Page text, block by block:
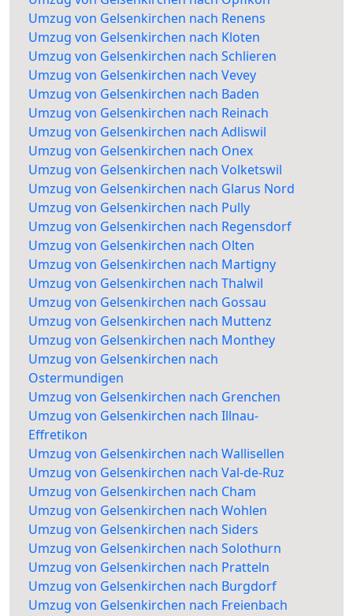
Umzug von Gelsenkirchen nach Renens
Umzug von Gelsenkirchen nach Kloten
Umzug von Gelsenkirchen nach Schlieren
Umzug von Gelsenkirchen nach Vevey
Umzug von Gelsenkirchen nach Baden
Umzug von Gelsenkirchen nach Reinach
Umzug von Gelsenkirchen nach Adliswil
Umzug von Gelsenkirchen nach Onex
Umzug von Gelsenkirchen nach Volketswil
Umzug von Gelsenkirchen nach Glarus Nord
Umzug von Gelsenkirchen nach Pully
Umzug von Gelsenkirchen nach Regensdorf
Umzug von Gelsenkirchen nach Olten
Umzug von Gelsenkirchen nach Martigny
Umzug von Gelsenkirchen nach Thalwil
Umzug von Gelsenkirchen nach Gossau
Umzug von Gelsenkirchen nach Muttenz
Umzug von Gelsenkirchen nach Monthey
Umzug von Gelsenkirchen nach
Ostermundigen
Umzug von Gelsenkirchen nach Grenchen
Umzug von Gelsenkirchen nach Illnau-
Effretikon
Umzug von Gelsenkirchen nach Wallisellen
Umzug von Gelsenkirchen nach Val-de-Ruz
Umzug von Gelsenkirchen nach Cham
Umzug von Gelsenkirchen nach Wohlen
Umzug von Gelsenkirchen nach Siders
Umzug von Gelsenkirchen nach Solothurn
Umzug von Gelsenkirchen nach Pratteln
Umzug von Gelsenkirchen nach Burgdorf
Umzug von Gelsenkirchen nach Freienbach